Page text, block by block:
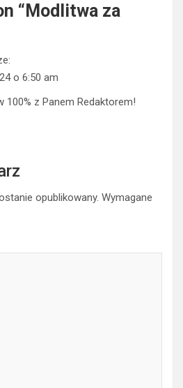
“ Modlitwa za
o 6:50 am
100% z Panem Redaktorem!
opublikowany. Wymagane